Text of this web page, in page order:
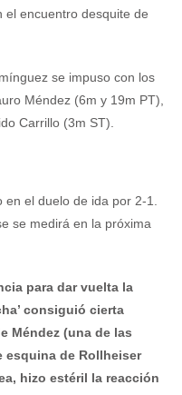
el encuentro desquite de
se impuso con los
Méndez (6m y 19m PT),
Carrillo (3m ST).
en el duelo de ida por 2-1.
se medirá en la próxima
para dar vuelta la
consiguió cierta
Méndez (una de las
de Rollheiser
hizo estéril la reacción